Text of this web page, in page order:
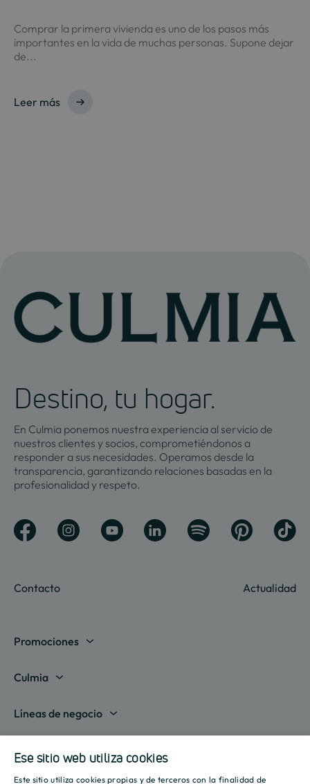
Comprar la primera vivienda es uno de los pasos más
importantes en la vida de muchas personas. Supone dejar
de...
Leer más
Destino, tu hogar.
En Culmia ponemos nuestra experiencia al servicio de
nuestros clientes y socios, comprometiéndonos a
responder a sus necesidades. Operamos desde la
transparencia, garantizando relaciones basadas en la
profesionalidad y respeto.
Contacto Actualidad
Promociones
Madrid
Valencia
Culmia
Sobre nosotros
Destino Culmia
Sala de prensa
Líneas de negocio
Actualidad
Culmia es noticia
Ese sitio web utiliza cookies
Este sitio utiliza cookies propias y de terceros con la finalidad de